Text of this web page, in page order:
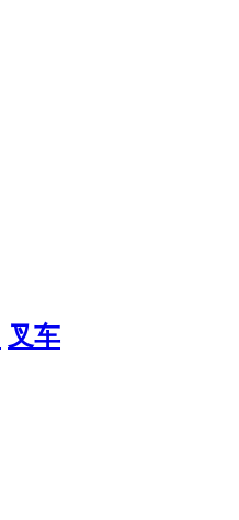
叉车